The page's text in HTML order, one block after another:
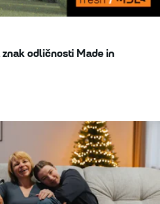
odličnosti Made in